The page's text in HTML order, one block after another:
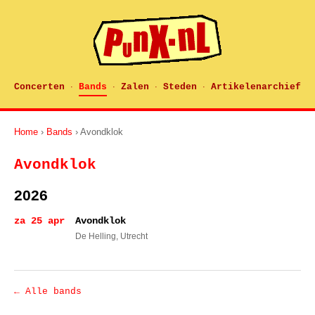
Concerten · Bands · Zalen · Steden · Artikelenarchief
Home › Bands › Avondklok
Avondklok
2026
za 25 apr Avondklok
De Helling, Utrecht
← Alle bands